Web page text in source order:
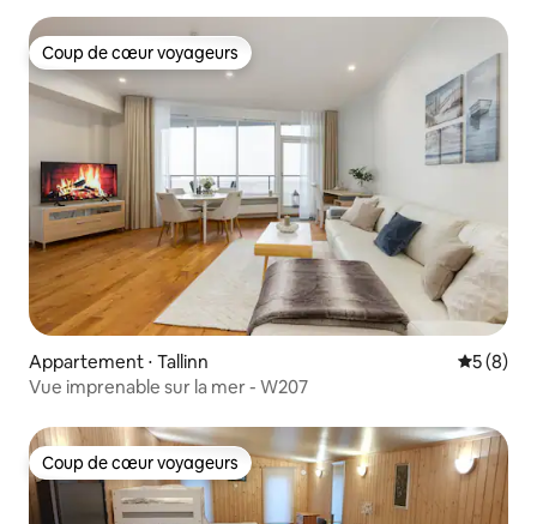
Coup de cœur voyageurs
Coup de cœur voyageurs
Appartement ⋅ Tallinn
5 (8)
Vue imprenable sur la mer - W207
Coup de cœur voyageurs
Coup de cœur voyageurs